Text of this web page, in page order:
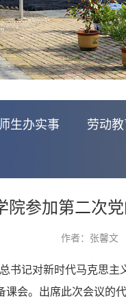
生办实事 劳动教
参加第二次
作者：张馨文
书记对新时代马克思
课会。出席此次会议